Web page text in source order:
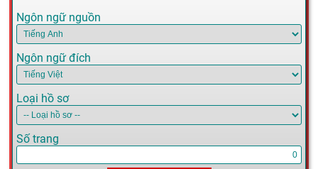
Ngôn ngữ nguồn
Ngôn ngữ đích
Loại hồ sơ
Số trang